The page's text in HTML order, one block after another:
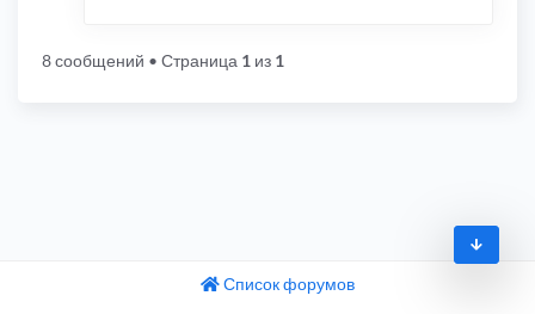
8 сообщений • Страница 1 из 1
Список форумов